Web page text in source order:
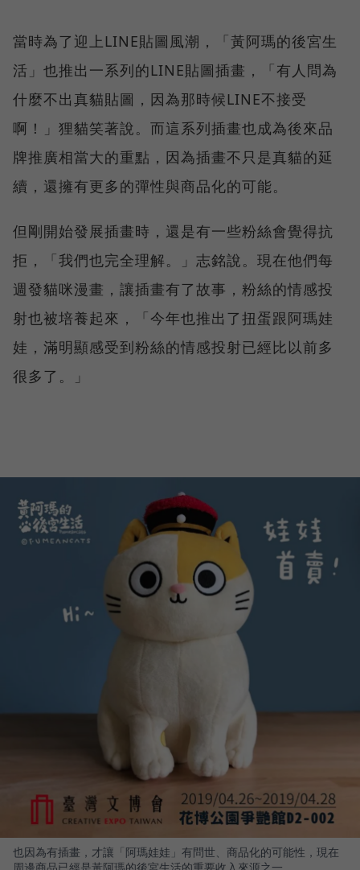
當時為了迎上LINE貼圖風潮，「黃阿瑪的後宮生
活」也推出一系列的LINE貼圖插畫，「有人問為
什麼不出真貓貼圖，因為那時候LINE不接受
啊！」狸貓笑著說。而這系列插畫也成為後來品
牌推廣相當大的重點，因為插畫不只是真貓的延
續，還擁有更多的彈性與商品化的可能。
但剛開始發展插畫時，還是有一些粉絲會覺得抗
拒，「我們也完全理解。」志銘說。現在他們每
週發貓咪漫畫，讓插畫有了故事，粉絲的情感投
射也被培養起來，「今年也推出了扭蛋跟阿瑪娃
娃，滿明顯感受到粉絲的情感投射已經比以前多
很多了。」
也因為有插畫，才讓「阿瑪娃娃」有問世、商品化的可能性，現在